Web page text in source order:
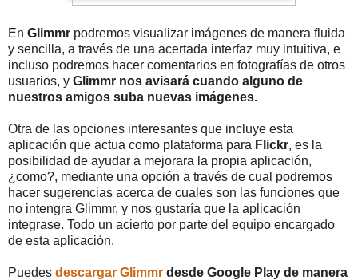
En Glimmr podremos visualizar imágenes de manera fluida
y sencilla, a través de una acertada interfaz muy intuitiva, e
incluso podremos hacer comentarios en fotografías de otros
usuarios, y Glimmr nos avisará cuando alguno de
nuestros amigos suba nuevas imágenes.
Otra de las opciones interesantes que incluye esta
aplicación que actua como plataforma para Flickr, es la
posibilidad de ayudar a mejorara la propia aplicación,
¿como?, mediante una opción a través de cual podremos
hacer sugerencias acerca de cuales son las funciones que
no intengra Glimmr, y nos gustaría que la aplicación
integrase. Todo un acierto por parte del equipo encargado
de esta aplicación.
Puedes descargar Glimmr desde Google Play de manera